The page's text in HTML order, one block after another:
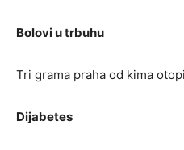
Bolovi u trbuhu
Tri grama praha od kima
Dijabetes